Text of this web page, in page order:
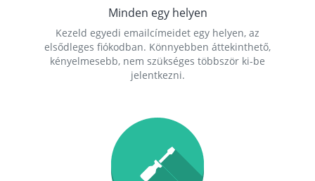
Minden egy helyen
Kezeld egyedi emailcímeidet egy helyen, az
elsődleges fiókodban. Könnyebben áttekinthető,
kényelmesebb, nem szükséges többször ki-be
jelentkezni.